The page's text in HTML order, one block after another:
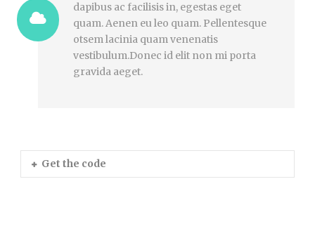
dapibus ac facilisis in, egestas eget
quam. Aenen eu leo quam. Pellentesque
otsem lacinia quam venenatis
vestibulum.Donec id elit non mi porta
gravida aeget.
Get the code